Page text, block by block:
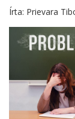
Írta: Prievara